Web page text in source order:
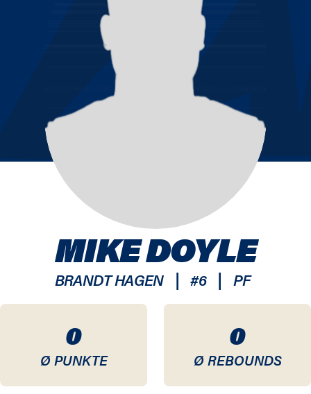
0
Ø PUNKTE
0
Ø REBOUNDS
MIKE DOYLE
BRANDT HAGEN | #6 | PF